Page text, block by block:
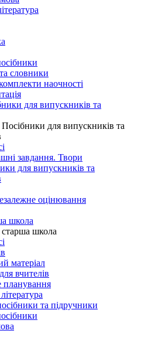
словники
наочності
для випускників та
для випускників та
завдання. Твори
для випускників та
оцінювання
школа
школа
матеріал
вчителів
планування
та підручники